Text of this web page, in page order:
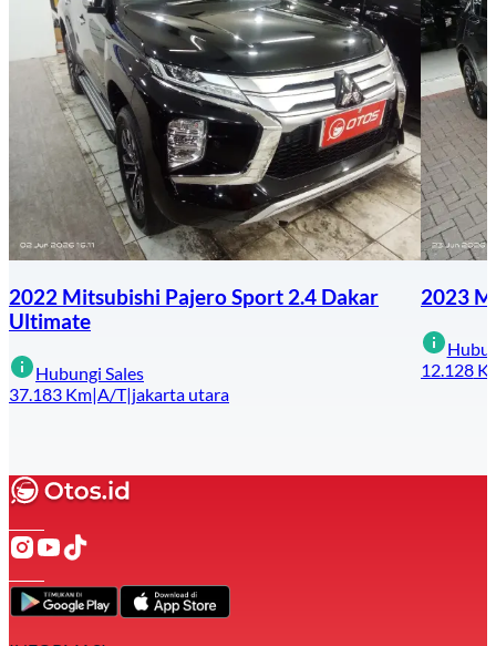
2022 Mitsubishi Pajero Sport 2.4 Dakar
Ultimate
Hubungi Sales
37.183 Km|A/T|jakarta utara
2023
12.128